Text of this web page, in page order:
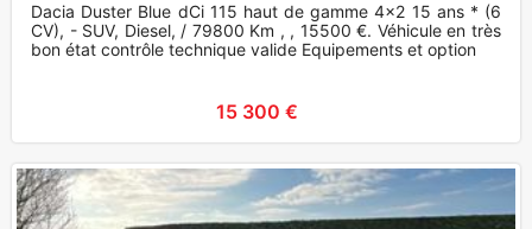
Dacia Duster Blue dCi 115 haut de gamme 4x2 15 ans * (6
CV), - SUV, Diesel, / 79800 Km , , 15500 €. Véhicule en très
bon état contrôle technique valide Equipements et option
15 300 €